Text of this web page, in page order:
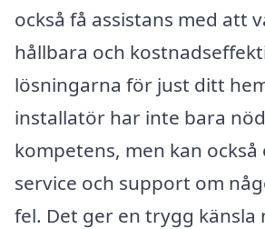
också få assistans med att
hållbara och
lösningarna för just ditt
installatör har inte bara
kompetens, men kan
service och support om
fel. Det ger en trygg känsla